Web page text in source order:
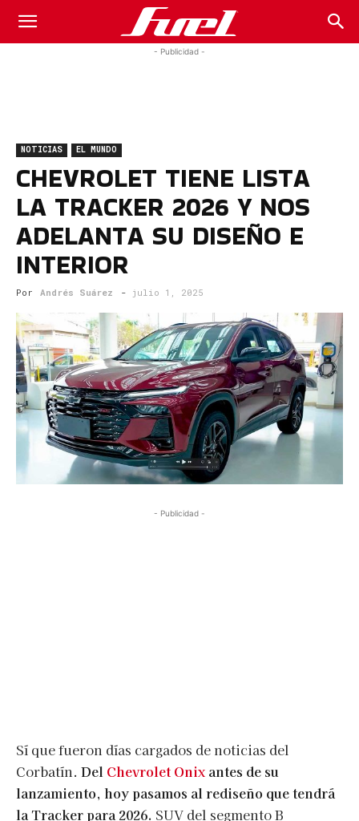
Fuel
Magazine
- Publicidad -
NOTICIAS EL MUNDO
CHEVROLET TIENE LISTA
LA TRACKER 2026 Y NOS
ADELANTA SU DISEÑO E
INTERIOR
Por Andrés Suárez - julio 1, 2025
- Publicidad -
Sí que fueron días cargados de noticias del
Corbatín. Del Chevrolet Onix antes de su
lanzamiento, hoy pasamos al rediseño que tendrá
la Tracker para 2026. SUV del segmento B